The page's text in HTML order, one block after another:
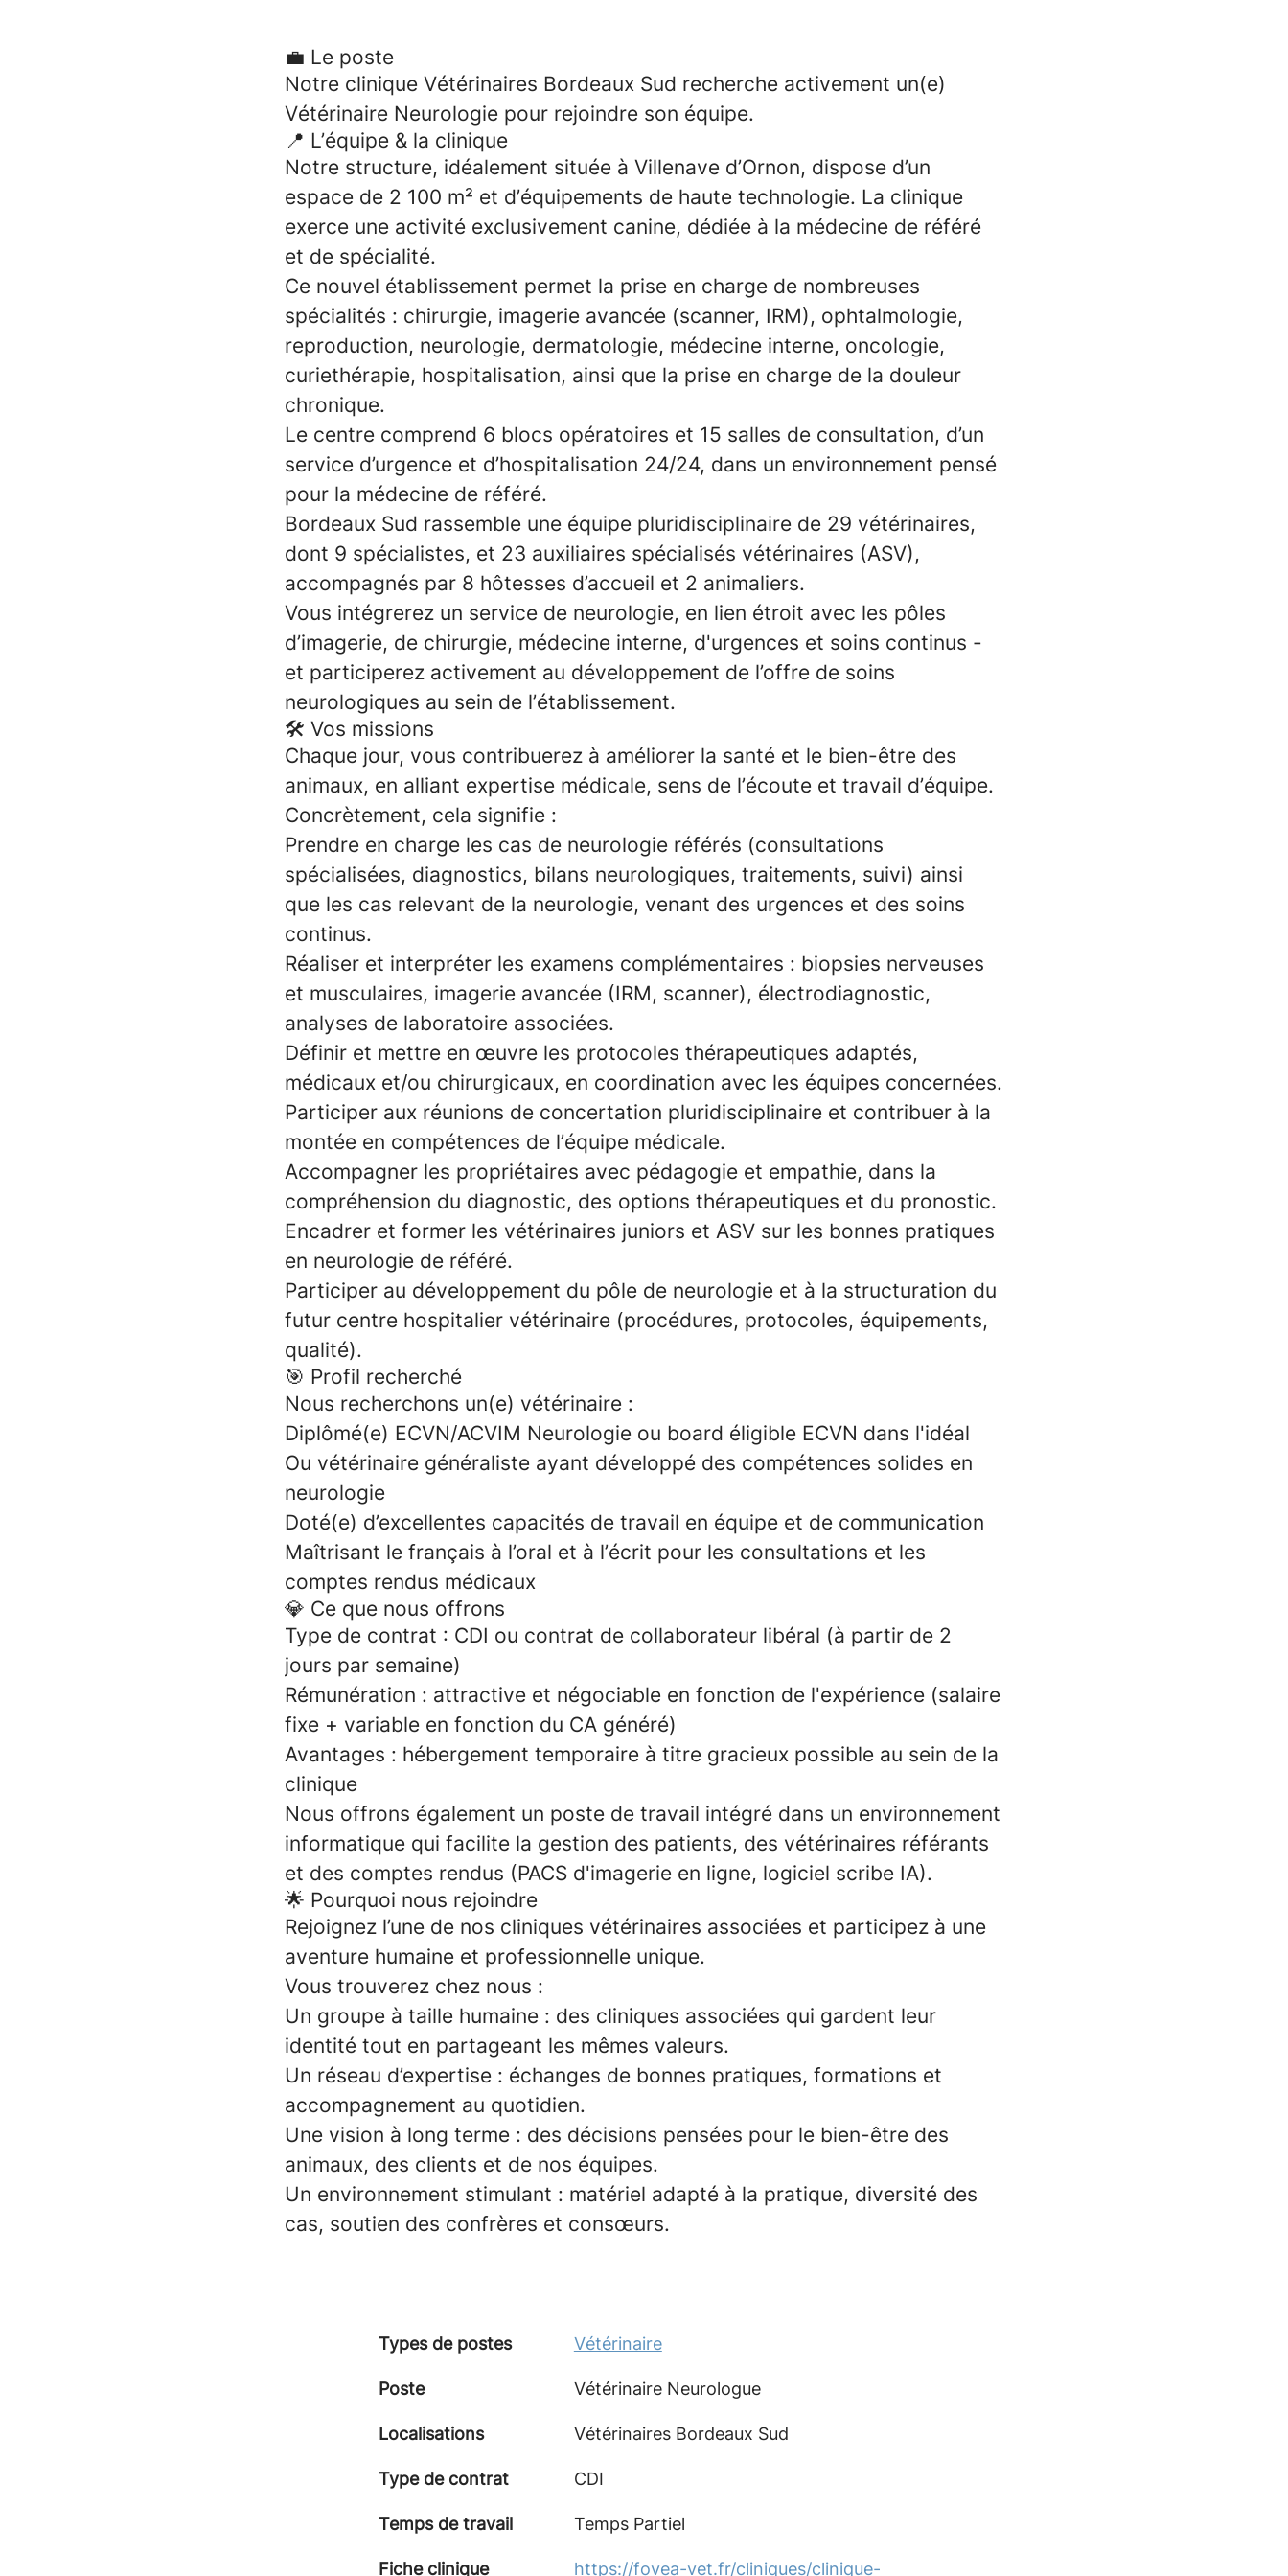
💼 Le poste
Notre clinique Vétérinaires Bordeaux Sud recherche activement un(e)
Vétérinaire Neurologie pour rejoindre son équipe.
📍 L’équipe & la clinique
Notre structure, idéalement située à Villenave d’Ornon, dispose d’un
espace de 2 100 m² et d’équipements de haute technologie. La clinique
exerce une activité exclusivement canine, dédiée à la médecine de référé
et de spécialité.
Ce nouvel établissement permet la prise en charge de nombreuses
spécialités : chirurgie, imagerie avancée (scanner, IRM), ophtalmologie,
reproduction, neurologie, dermatologie, médecine interne, oncologie,
curiethérapie, hospitalisation, ainsi que la prise en charge de la douleur
chronique.
Le centre comprend 6 blocs opératoires et 15 salles de consultation, d’un
service d’urgence et d’hospitalisation 24/24, dans un environnement pensé
pour la médecine de référé.
Bordeaux Sud rassemble une équipe pluridisciplinaire de 29 vétérinaires,
dont 9 spécialistes, et 23 auxiliaires spécialisés vétérinaires (ASV),
accompagnés par 8 hôtesses d’accueil et 2 animaliers.
Vous intégrerez un service de neurologie, en lien étroit avec les pôles
d’imagerie, de chirurgie, médecine interne, d'urgences et soins continus -
et participerez activement au développement de l’offre de soins
neurologiques au sein de l’établissement.
🛠 Vos missions
Chaque jour, vous contribuerez à améliorer la santé et le bien-être des
animaux, en alliant expertise médicale, sens de l’écoute et travail d’équipe.
Concrètement, cela signifie :
Prendre en charge les cas de neurologie référés (consultations
spécialisées, diagnostics, bilans neurologiques, traitements, suivi) ainsi
que les cas relevant de la neurologie, venant des urgences et des soins
continus.
Réaliser et interpréter les examens complémentaires : biopsies nerveuses
et musculaires, imagerie avancée (IRM, scanner), électrodiagnostic,
analyses de laboratoire associées.
Définir et mettre en œuvre les protocoles thérapeutiques adaptés,
médicaux et/ou chirurgicaux, en coordination avec les équipes concernées.
Participer aux réunions de concertation pluridisciplinaire et contribuer à la
montée en compétences de l’équipe médicale.
Accompagner les propriétaires avec pédagogie et empathie, dans la
compréhension du diagnostic, des options thérapeutiques et du pronostic.
Encadrer et former les vétérinaires juniors et ASV sur les bonnes pratiques
en neurologie de référé.
Participer au développement du pôle de neurologie et à la structuration du
futur centre hospitalier vétérinaire (procédures, protocoles, équipements,
qualité).
🎯 Profil recherché
Nous recherchons un(e) vétérinaire :
Diplômé(e) ECVN/ACVIM Neurologie ou board éligible ECVN dans l'idéal
Ou vétérinaire généraliste ayant développé des compétences solides en
neurologie
Doté(e) d’excellentes capacités de travail en équipe et de communication
Maîtrisant le français à l’oral et à l’écrit pour les consultations et les
comptes rendus médicaux
💎 Ce que nous offrons
Type de contrat : CDI ou contrat de collaborateur libéral (à partir de 2
jours par semaine)
Rémunération : attractive et négociable en fonction de l'expérience (salaire
fixe + variable en fonction du CA généré)
Avantages : hébergement temporaire à titre gracieux possible au sein de la
clinique
Nous offrons également un poste de travail intégré dans un environnement
informatique qui facilite la gestion des patients, des vétérinaires référants
et des comptes rendus (PACS d'imagerie en ligne, logiciel scribe IA).
🌟 Pourquoi nous rejoindre
Rejoignez l’une de nos cliniques vétérinaires associées et participez à une
aventure humaine et professionnelle unique.
Vous trouverez chez nous :
Un groupe à taille humaine : des cliniques associées qui gardent leur
identité tout en partageant les mêmes valeurs.
Un réseau d’expertise : échanges de bonnes pratiques, formations et
accompagnement au quotidien.
Une vision à long terme : des décisions pensées pour le bien-être des
animaux, des clients et de nos équipes.
Un environnement stimulant : matériel adapté à la pratique, diversité des
cas, soutien des confrères et consœurs.
Types de postes Vétérinaire
Poste Vétérinaire Neurologue
Localisations Vétérinaires Bordeaux Sud
Type de contrat CDI
Temps de travail Temps Partiel
Fiche clinique https://fovea-vet.fr/cliniques/clinique-